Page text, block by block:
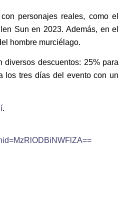
personajes reales, como el
Sun en 2023. Además, en el
hombre murciélago.
diversos descuentos: 25% para
los tres días del evento con un
.